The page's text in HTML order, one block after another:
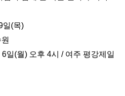
일(목)
일(월) 오후 4시 / 여주 평강제일